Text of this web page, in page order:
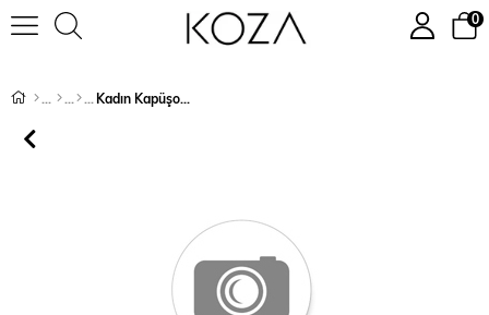
0
Kadın Kapüşonlu Üç İplik Şardonlu Büyük Beden Eşofman Takımı 3602-23